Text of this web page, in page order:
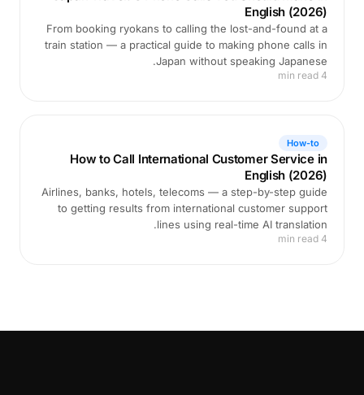
English (2026)
From booking ryokans to calling the lost-and-found at a
train station — a practical guide to making phone calls in
Japan without speaking Japanese.
4 min read
How-to
How to Call International Customer Service in
English (2026)
Airlines, banks, hotels, telecoms — a step-by-step guide
to getting results from international customer support
lines using real-time AI translation.
4 min read